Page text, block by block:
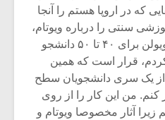
که در اروپا هستم را آنجا
سنتی را درباره ویوتام،
وینیافسکی و دیگر بزرگان ویولن برای ۴۰ تا ۵۰ دانشجو
کردم، قرار است که همین
از یک سری دانشجویان سطح
کنم. من این کار را از روی
آثار مخصوصا ویوتام و
موسیقی
موریس ژار
دوره
موسیقی
موسیقی